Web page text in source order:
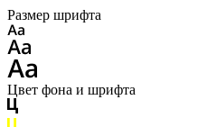
Размер шрифта
Цвет фона и шрифта